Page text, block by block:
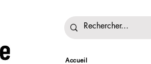
Accueil